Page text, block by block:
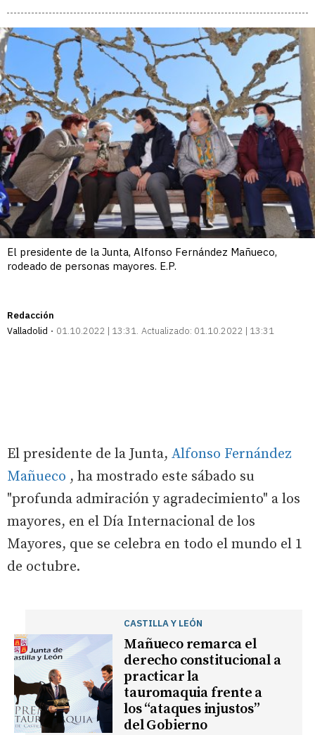
El presidente de la Junta, Alfonso Fernández Mañueco,
rodeado de personas mayores. E.P.
Redacción
Valladolid
01.10.2022 | 13:31 Actualizado: 01.10.2022 | 13:31
El presidente de la Junta, Alfonso Fernández
Mañueco , ha mostrado este sábado su
"profunda admiración y agradecimiento" a los
mayores, en el Día Internacional de los
Mayores, que se celebra en todo el mundo el 1
de octubre.
CASTILLA Y LEÓN
Mañueco remarca el
derecho constitucional a
practicar la
tauromaquia frente a
los “ataques injustos”
del Gobierno